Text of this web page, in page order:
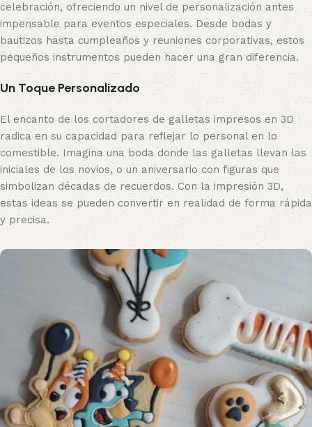
celebración, ofreciendo un nivel de personalización antes
impensable para eventos especiales. Desde bodas y
bautizos hasta cumpleaños y reuniones corporativas, estos
pequeños instrumentos pueden hacer una gran diferencia.
Un Toque Personalizado
El encanto de los cortadores de galletas impresos en 3D
radica en su capacidad para reflejar lo personal en lo
comestible. Imagina una boda donde las galletas llevan las
iniciales de los novios, o un aniversario con figuras que
simbolizan décadas de recuerdos. Con la impresión 3D,
estas ideas se pueden convertir en realidad de forma rápida
y precisa.